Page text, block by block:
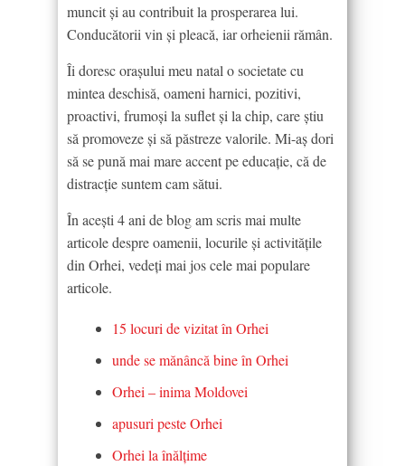
muncit și au contribuit la prosperarea lui.
Conducătorii vin și pleacă, iar orheienii rămân.
Îi doresc orașului meu natal o societate cu
mintea deschisă, oameni harnici, pozitivi,
proactivi, frumoși la suflet și la chip, care știu
să promoveze și să păstreze valorile. Mi-aș dori
să se pună mai mare accent pe educație, că de
distracție suntem cam sătui.
În acești 4 ani de blog am scris mai multe
articole despre oamenii, locurile și activitățile
din Orhei, vedeți mai jos cele mai populare
articole.
15 locuri de vizitat în Orhei
unde se mănâncă bine în Orhei
Orhei – inima Moldovei
apusuri peste Orhei
Orhei la înălțime